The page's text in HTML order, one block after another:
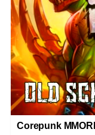
Corepunk